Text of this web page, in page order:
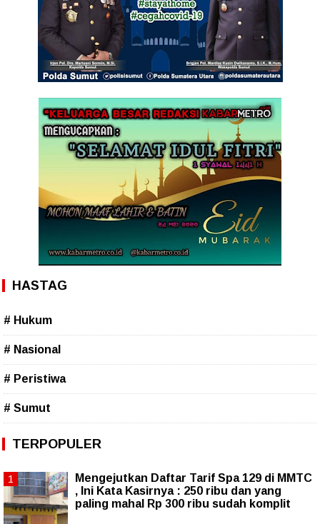
HASTAG
# Hukum
# Nasional
# Peristiwa
# Sumut
TERPOPULER
Mengejutkan Daftar Tarif Spa 129 di MMTC
, Ini Kata Kasirnya : 250 ribu dan yang
paling mahal Rp 300 ribu sudah komplit